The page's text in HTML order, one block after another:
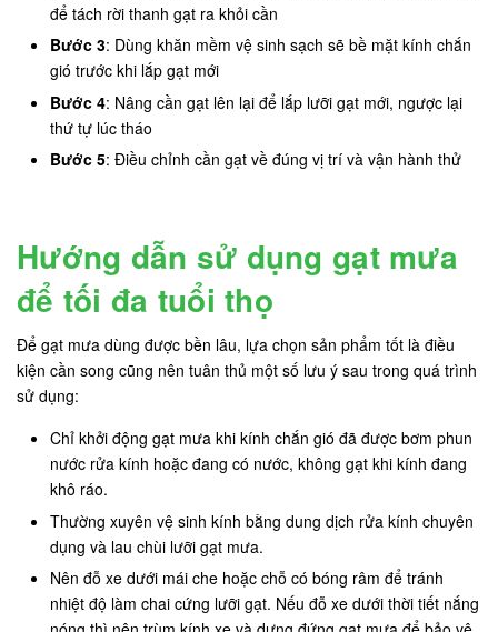
để tách rời thanh gạt ra khỏi cần
Bước 3: Dùng khăn mềm vệ sinh sạch sẽ bề mặt kính chắn
gió trước khi lắp gạt mới
Bước 4: Nâng cần gạt lên lại để lắp lưỡi gạt mới, ngược lại
thứ tự lúc tháo
Bước 5: Điều chỉnh cần gạt về đúng vị trí và vận hành thử
Hướng dẫn sử dụng gạt mưa
để tối đa tuổi thọ
Để gạt mưa dùng được bền lâu, lựa chọn sản phẩm tốt là điều
kiện cần song cũng nên tuân thủ một số lưu ý sau trong quá trình
sử dụng:
Chỉ khởi động gạt mưa khi kính chắn gió đã được bơm phun
nước rửa kính hoặc đang có nước, không gạt khi kính đang
khô ráo.
Thường xuyên vệ sinh kính bằng dung dịch rửa kính chuyên
dụng và lau chùi lưỡi gạt mưa.
Nên đỗ xe dưới mái che hoặc chỗ có bóng râm để tránh
nhiệt độ làm chai cứng lưỡi gạt. Nếu đỗ xe dưới thời tiết nắng